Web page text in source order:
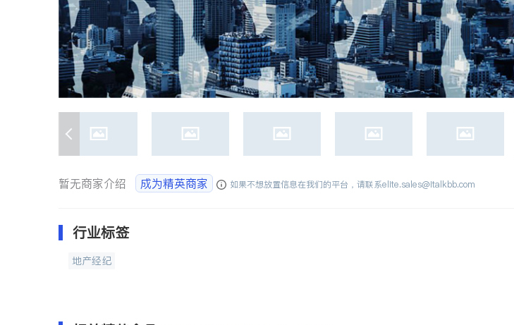
暂无商家介绍 成为精英商家 如果不想放置信息在我们的平台，请联系elite.sales@italkbb.com
行业标签
地产经纪